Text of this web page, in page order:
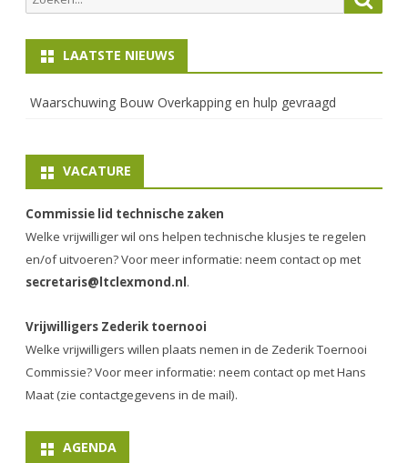
naar:
LAATSTE NIEUWS
Waarschuwing Bouw Overkapping en hulp gevraagd
VACATURE
Commissie lid technische zaken
Welke vrijwilliger wil ons helpen technische klusjes te regelen
en/of uitvoeren? Voor meer informatie: neem contact op met
secretaris@ltclexmond.nl .
Vrijwilligers Zederik toernooi
Welke vrijwilligers willen plaats nemen in de Zederik Toernooi
Commissie? Voor meer informatie: neem contact op met Hans
Maat (zie contactgegevens in de mail).
AGENDA